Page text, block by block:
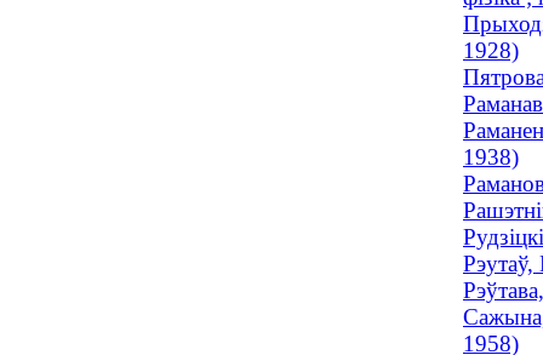
1928)
1938)
1958)